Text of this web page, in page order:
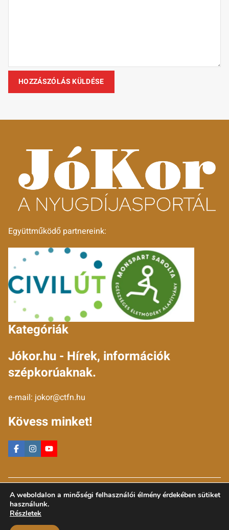
Együttműködő partnereink:
Kategóriák
Jókor.hu - Hírek, információk
szépkorúaknak.
e-mail: jokor@ctfn.hu
Kövess minket!
Copyright © 2024 jokor.hu. Minden jog fenntartva.
A weboldalon a minőségi felhasználói élmény érdekében sütiket
használunk.
Részletek